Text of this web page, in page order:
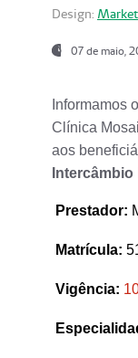
Design:
07 de maio,
Informamos
Clínica
aos
Prestador:
Matrícula:
Vigência: 1